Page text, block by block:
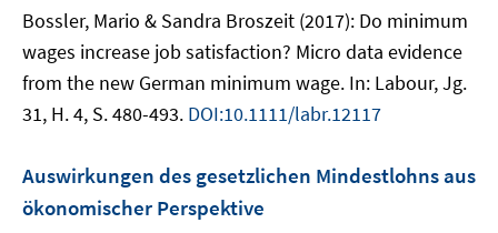
Bossler, Mario & Sandra Broszeit (2017): Do minimum
wages increase job satisfaction? Micro data evidence
from the new German minimum wage. In: Labour, Jg.
31, H. 4, S. 480-493. DOI:10.1111/labr.12117
Auswirkungen des gesetzlichen Mindestlohns aus
ökonomischer Perspektive